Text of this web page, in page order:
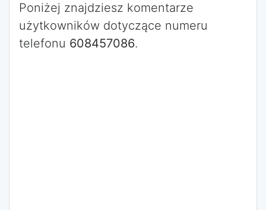
Poniżej znajdziesz komentarze
użytkowników dotyczące numeru
telefonu 608457086.